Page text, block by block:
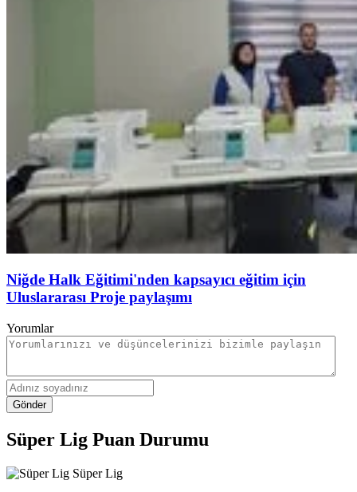
Niğde Halk Eğitimi'nden kapsayıcı eğitim için
Uluslararası Proje paylaşımı
Yorumlar
Gönder
Süper Lig Puan Durumu
Süper Lig